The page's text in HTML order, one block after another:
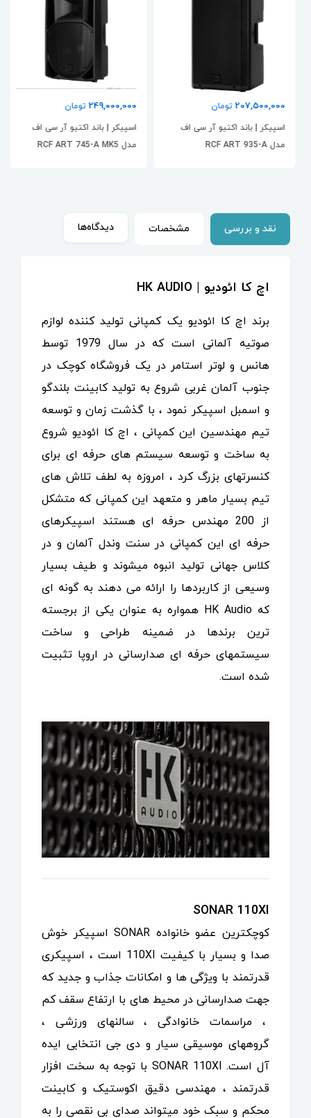
207,500,000 تومان
اسپیکر | باند اکتیو آر سی اف
مدل RCF ART 935-A
249,000,000 تومان
اسپیکر | باند اکتیو آر سی اف
مدل RCF ART 745-A MK5
نقد و بررسی مشخصات دیدگاه‌ها
اچ کا ائودیو | HK AUDIO
برند اچ کا ائودیو یک کمپانی تولید کننده لوازم
صوتیه آلمانی است که در سال 1979 توسط
هانس و لوتر استامر در یک فروشگاه کوچک در
جنوب آلمان غربی شروع به تولید کابینت بلندگو
و اسمبل اسپیکر نمود ، با گذشت زمان و توسعه
تیم مهندسین این کمپانی ، اچ کا ائودیو شروع
به ساخت و توسعه سیستم های حرفه ای برای
کنسرتهای بزرگ کرد ، امروزه به لطف تلاش های
تیم بسیار ماهر و متعهد این کمپانی که متشکل
از 200 مهندس حرفه ای هستند اسپیکرهای
حرفه ای این کمپانی در سنت وندل آلمان و در
کلاس جهانی تولید انبوه میشوند و طیف بسیار
وسیعی از کاربردها را ارائه می دهند به گونه ای
که HK Audio همواره به عنوان یکی از برجسته
ترین برندها در ضمینه طراحی و ساخت
سیستمهای حرفه ای صدارسانی در اروپا تثبیت
شده است.
SONAR 110XI
کوچکترین عضو خانواده SONAR اسپیکر خوش
صدا و بسیار با کیفیت 110XI است ، اسپیکری
قدرتمند با ویژگی ها و امکانات جذاب و جدید که
جهت صدارسانی در محیط های با ارتفاع سقف کم
، مراسمات خانوادگی ، سالنهای ورزشی ،
گروههای موسیقی سیار و دی جی انتخابی ایده
آل است. SONAR 110XI با توجه به سخت افزار
قدرتمند ، مهندسی دقیق اکوستیک و کابینت
محکم و سبک خود میتواند صدای بی نقصی را به